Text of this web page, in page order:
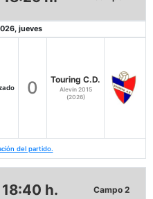
jueves
0 Touring C.D.
Alevín 2015
(2026)
del partido.
18:40 h. Campo 2